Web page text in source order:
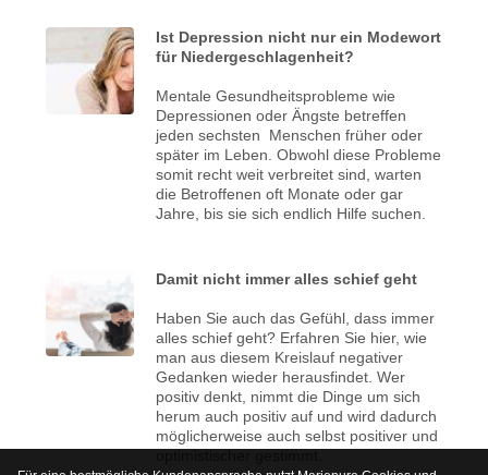
Ist Depression nicht nur ein Modewort
für Niedergeschlagenheit?
Mentale Gesundheitsprobleme wie
Depressionen oder Ängste betreffen
jeden sechsten Menschen früher oder
später im Leben. Obwohl diese Probleme
somit recht weit verbreitet sind, warten
die Betroffenen oft Monate oder gar
Jahre, bis sie sich endlich Hilfe suchen.
Damit nicht immer alles schief geht
Haben Sie auch das Gefühl, dass immer
alles schief geht? Erfahren Sie hier, wie
man aus diesem Kreislauf negativer
Gedanken wieder herausfindet. Wer
positiv denkt, nimmt die Dinge um sich
herum auch positiv auf und wird dadurch
möglicherweise auch selbst positiver und
optimistischer gestimmt.